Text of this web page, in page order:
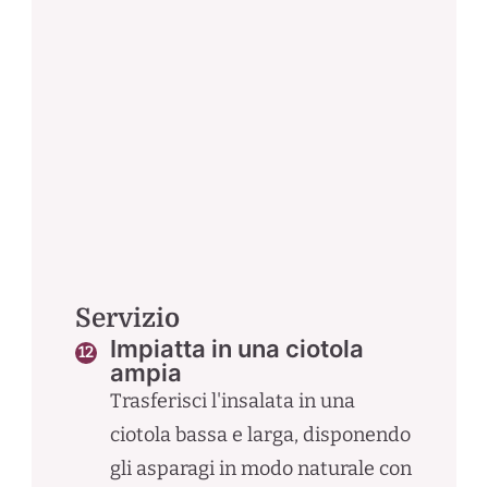
Servizio
Impiatta in una ciotola
ampia
Trasferisci l'insalata in una
ciotola bassa e larga, disponendo
gli asparagi in modo naturale con